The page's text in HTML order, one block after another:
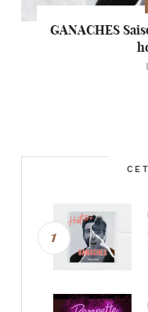
GANACHES